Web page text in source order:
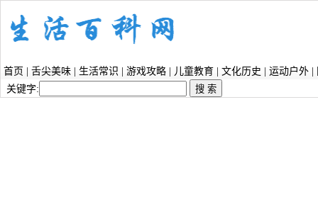
首页 舌尖美味 生活常识 游戏攻略 儿童教育 文化历史 运动户外
关键字: